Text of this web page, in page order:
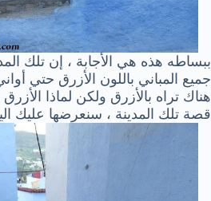
ببساطه هذه هي الأجابة ، إن تلك
جميع المباني باللون الأزرق حتي
هناك تراه بالأزرق ولكن لماذا
قصة تلك المدينة ، سنعرضها عليك